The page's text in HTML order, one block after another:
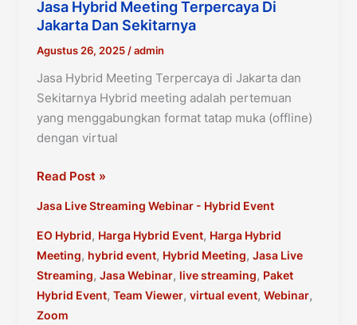
Jasa Hybrid Meeting Terpercaya Di
Jakarta Dan Sekitarnya
Agustus 26, 2025 /admin
Jasa Hybrid Meeting Terpercaya di Jakarta dan
Sekitarnya Hybrid meeting adalah pertemuan
yang menggabungkan format tatap muka (offline)
dengan virtual
Jasa
Meeting
Terpercaya
di
Jakarta
dan
Sekitarnya
Read Post »
Jasa Live Streaming Webinar - Hybrid Event
EO Hybrid, Harga Hybrid Event, Harga Hybrid
Meeting, hybrid event, Hybrid Meeting, Jasa Live
Streaming, Jasa Webinar, live streaming, Paket
Hybrid Event, Team Viewer, virtual event, Webinar,
Zoom